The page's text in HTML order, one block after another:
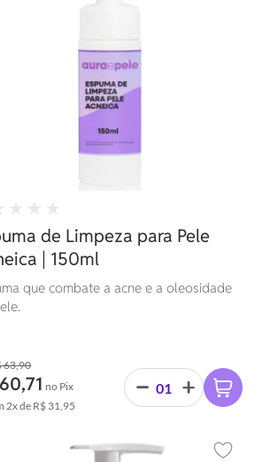
de Limpeza para Pele
| 150ml
que combate a acne e a oleosidade
63,90
no Pix
2xde R$ 31,95
favoritos Adicionar